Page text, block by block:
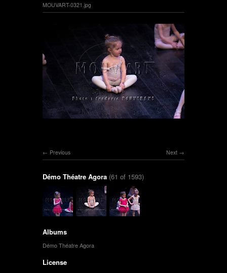
MOUVART-0321.jpg
Next
Previous
Démo Théatre Agora (61 of 1593)
Albums
Démo Théatre Agora
License